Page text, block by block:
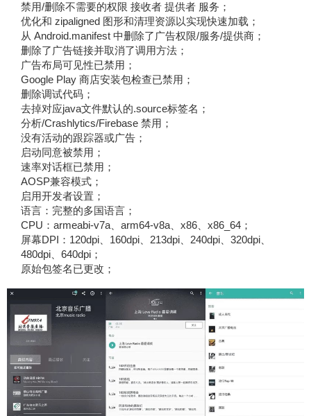
禁用/删除不需要的权限 接收者 提供者 服务；
优化和 zipaligned 图形和清理资源以实现快速加载；
从 Android.manifest 中删除了广告权限/服务/提供商；
删除了广告链接并取消了调用方法；
广告布局可见性已禁用；
Google Play 商店安装包检查已禁用；
删除调试代码；
去掉对应java文件默认的.source标签名；
分析/Crashlytics/Firebase 禁用；
没有活动的跟踪器或广告；
启动同意被禁用；
速率对话框已禁用；
AOSP兼容模式；
启用开发者设置；
语言：完整的多国语言；
CPU：armeabi-v7a、arm64-v8a、x86、x86_64；
屏幕DPI：120dpi、160dpi、213dpi、240dpi、320dpi、
480dpi、640dpi；
原始包签名已更改；